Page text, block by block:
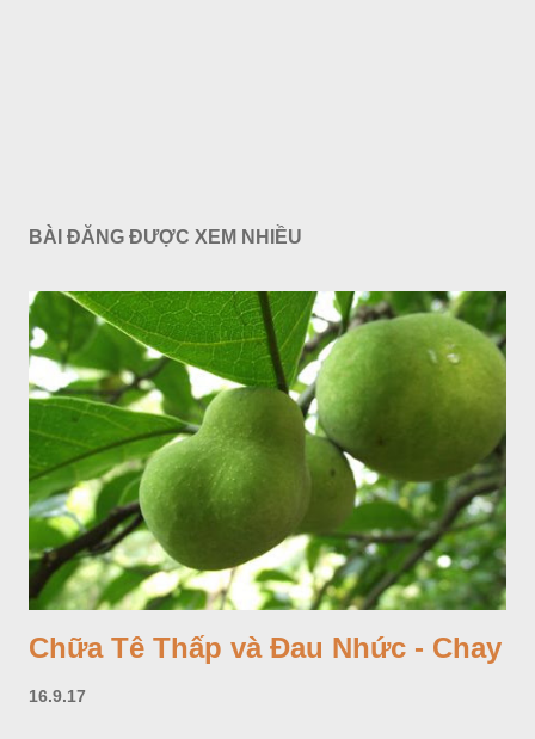
BÀI ĐĂNG ĐƯỢC XEM NHIỀU
Chữa Tê Thấp và Đau Nhức - Chay
16.9.17